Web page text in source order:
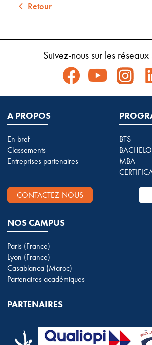
Retour
Suivez-nous sur les réseaux
A PROPOS
En bref
Classements
Entreprises partenaires
BTS
MBA
CONTACTEZ-NOUS
NOS CAMPUS
Paris (France)
Lyon (France)
Casablanca (Maroc)
Partenaires académiques
PARTENAIRES